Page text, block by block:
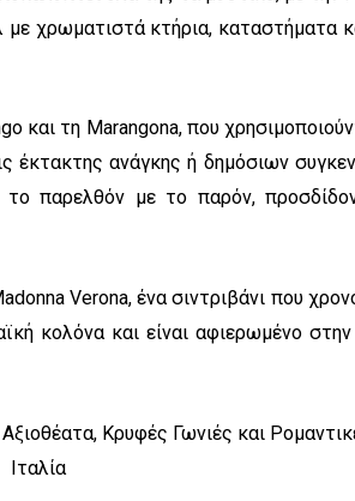
χρωματιστά κτήρια, καταστήματα
και τη Marangona, που
έκτακτης ανάγκης ή δημόσιων
παρελθόν με το παρόν,
Verona, ένα σιντριβάνι που
κολόνα και είναι αφιερωμένο